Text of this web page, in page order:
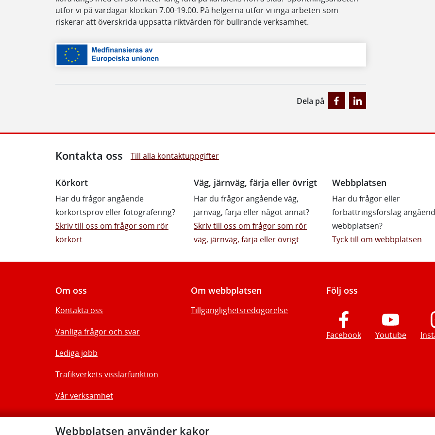
utför vi på vardagar klockan 7.00-19.00. På helgerna utför vi inga arbeten som
riskerar att överskrida uppsatta riktvärden för bullrande verksamhet.
Dela på
Webbplatsen använder kakor
Kontakta oss Till alla kontaktuppgifter
Körkort
Har du frågor angående
körkortsprov eller fotografering?
Skriv till oss om frågor som rör
körkort
Väg, järnväg, färja eller övrigt
Har du frågor angående väg,
järnväg, färja eller något annat?
Skriv till oss om frågor som rör
väg, järnväg, färja eller övrigt
Webbplatsen
Har du frågor eller
förbättringsförslag
webbplatsen?
Tyck till om webbplatsen
Om oss
Kontakta oss
Vanliga frågor och svar
Lediga jobb
Trafikverkets visslarfunktion
Vår verksamhet
Om webbplatsen
Tillgänglighetsredogörelse
Följ oss
Facebook Youtube